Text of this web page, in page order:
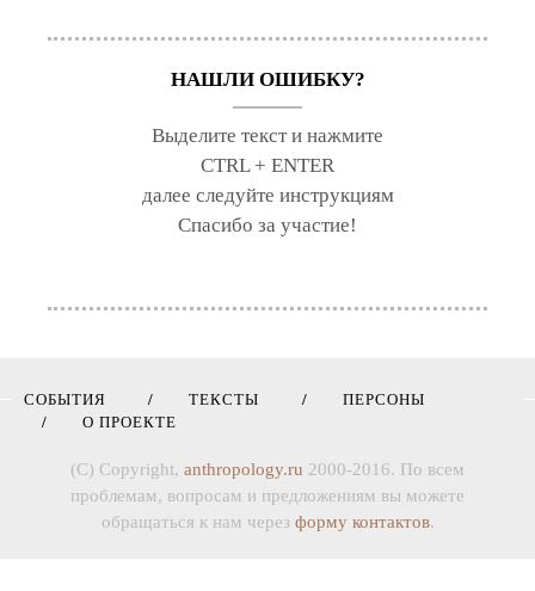
НАШЛИ ОШИБКУ?
Выделите текст и нажмите
CTRL + ENTER
далее следуйте инструкциям
Спасибо за участие!
СОБЫТИЯ ТЕКСТЫ
ПЕРСОНЫ
О ПРОЕКТЕ
(C) Copyright, anthropology.ru 2000-2016. По всем
проблемам, вопросам и предложениям вы можете
обращаться к нам через форму контактов.